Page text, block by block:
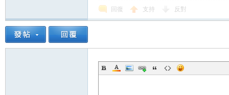
回復 支持 反對